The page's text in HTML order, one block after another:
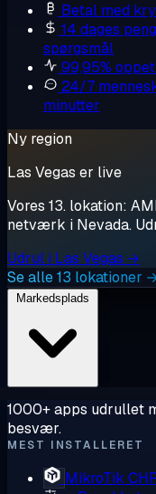
Betal med
14 dages
spørgsmål
99,95%
24/7
minutter
Ny region
Las Vegas er live
Vores 13. lokation:
netværk i Nevada.
Udrul i Las Vegas →
Se alle 13 lokationer
1000+ apps udrullet
besvær.
MEST INSTALLERET
MikroTik